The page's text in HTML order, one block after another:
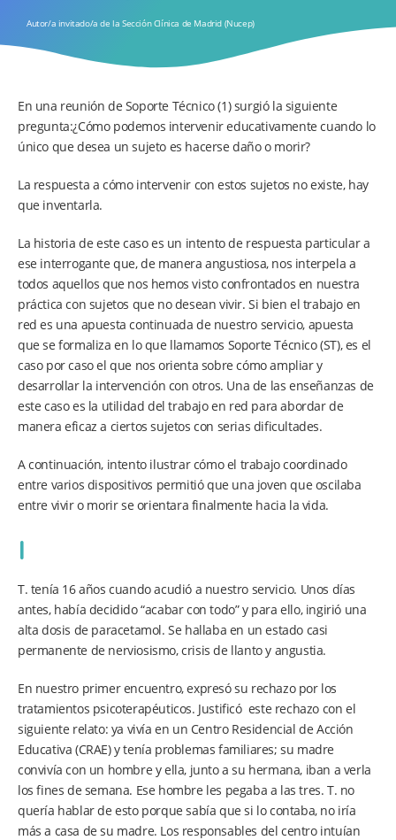
Autor/a invitado/a de la Sección Clínica de Madrid (Nucep)
En una reunión de Soporte Técnico (1) surgió la siguiente
pregunta:¿Cómo podemos intervenir educativamente cuando lo
único que desea un sujeto es hacerse daño o morir?
La respuesta a cómo intervenir con estos sujetos no existe, hay
que inventarla.
La historia de este caso es un intento de respuesta particular a
ese interrogante que, de manera angustiosa, nos interpela a
todos aquellos que nos hemos visto confrontados en nuestra
práctica con sujetos que no desean vivir. Si bien el trabajo en
red es una apuesta continuada de nuestro servicio, apuesta
que se formaliza en lo que llamamos Soporte Técnico (ST), es el
caso por caso el que nos orienta sobre cómo ampliar y
desarrollar la intervención con otros. Una de las enseñanzas de
este caso es la utilidad del trabajo en red para abordar de
manera eficaz a ciertos sujetos con serias dificultades.
A continuación, intento ilustrar cómo el trabajo coordinado
entre varios dispositivos permitió que una joven que oscilaba
entre vivir o morir se orientara finalmente hacia la vida.
I
T. tenía 16 años cuando acudió a nuestro servicio. Unos días
antes, había decidido “acabar con todo” y para ello, ingirió una
alta dosis de paracetamol. Se hallaba en un estado casi
permanente de nerviosismo, crisis de llanto y angustia.
En nuestro primer encuentro, expresó su rechazo por los
tratamientos psicoterapéuticos. Justificó este rechazo con el
siguiente relato: ya vivía en un Centro Residencial de Acción
Educativa (CRAE) y tenía problemas familiares; su madre
convivía con un hombre y ella, junto a su hermana, iban a verla
los fines de semana. Ese hombre les pegaba a las tres. T. no
quería hablar de esto porque sabía que si lo contaba, no iría
más a casa de su madre. Los responsables del centro intuían